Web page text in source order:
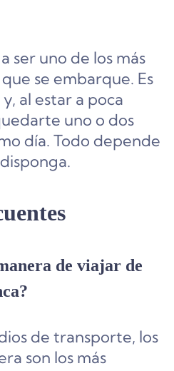
ser uno de los más
se embarque. Es
al estar a poca
uno o dos
día. Todo depende
de viajar de
de transporte, los
son los más